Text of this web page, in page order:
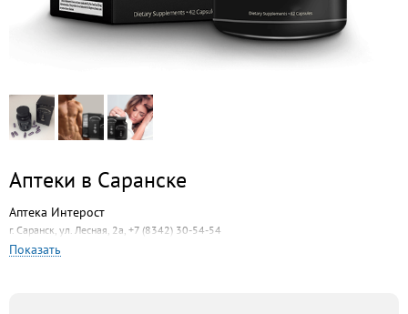
Аптеки в Саранске
Аптека Интерост
г. Саранск, ул. Лесная, 2а, +7 (8342) 30-54-54
Аптека № 27
Показать